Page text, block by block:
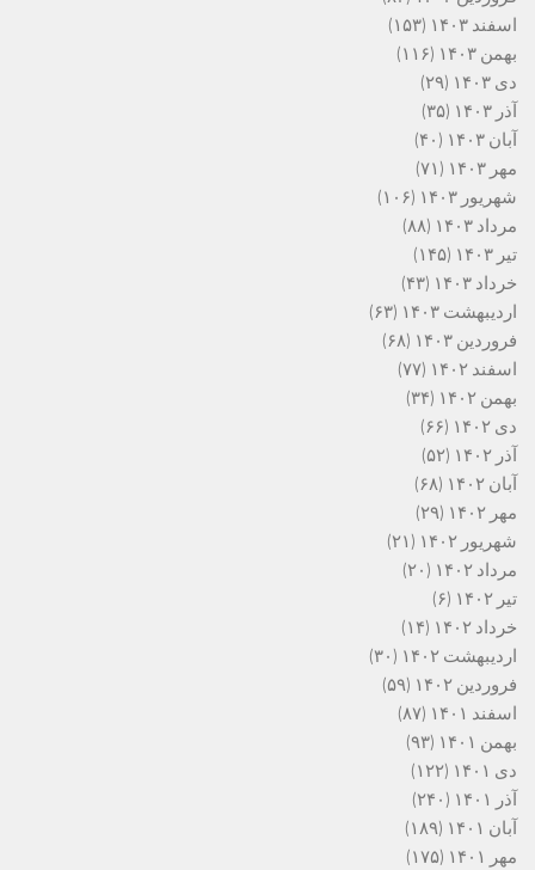
اسفند ۱۴۰۳
(۱۵۳)
بهمن ۱۴۰۳
(۱۱۶)
دی ۱۴۰۳
(۲۹)
آذر ۱۴۰۳
(۳۵)
آبان ۱۴۰۳
(۴۰)
مهر ۱۴۰۳
(۷۱)
شهریور ۱۴۰۳
(۱۰۶)
مرداد ۱۴۰۳
(۸۸)
تیر ۱۴۰۳
(۱۴۵)
خرداد ۱۴۰۳
(۴۳)
اردیبهشت ۱۴۰۳
(۶۳)
فروردین ۱۴۰۳
(۶۸)
اسفند ۱۴۰۲
(۷۷)
بهمن ۱۴۰۲
(۳۴)
دی ۱۴۰۲
(۶۶)
آذر ۱۴۰۲
(۵۲)
آبان ۱۴۰۲
(۶۸)
مهر ۱۴۰۲
(۲۹)
شهریور ۱۴۰۲
(۲۱)
مرداد ۱۴۰۲
(۲۰)
تیر ۱۴۰۲
(۶)
خرداد ۱۴۰۲
(۱۴)
اردیبهشت ۱۴۰۲
(۳۰)
فروردین ۱۴۰۲
(۵۹)
اسفند ۱۴۰۱
(۸۷)
بهمن ۱۴۰۱
(۹۳)
دی ۱۴۰۱
(۱۲۲)
آذر ۱۴۰۱
(۲۴۰)
آبان ۱۴۰۱
(۱۸۹)
مهر ۱۴۰۱
(۱۷۵)